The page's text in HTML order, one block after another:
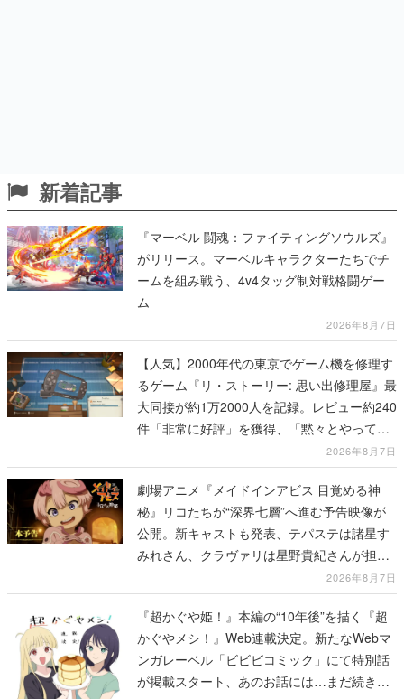
新着記事
『マーベル 闘魂：ファイティングソウルズ』
がリリース。マーベルキャラクターたちでチ
ームを組み戦う、4v4タッグ制対戦格闘ゲー
ム
2026年8月7日
【人気】2000年代の東京でゲーム機を修理す
るゲーム『リ・ストーリー: 思い出修理屋』最
大同接が約1万2000人を記録。レビュー約240
件「非常に好評」を獲得、「黙々とやってし
2026年8月7日
劇場アニメ『メイドインアビス 目覚める神
秘』リコたちが“深界七層”へ進む予告映像が
公開。新キャストも発表、テパステは諸星す
みれさん、クラヴァリは星野貴紀さんが担当
2026年8月7日
『超かぐや姫！』本編の“10年後”を描く『超
かぐやメシ！』Web連載決定。新たなWebマ
ンガレーベル「ビビビコミック」にて特別話
が掲載スタート、あのお話には…まだ続きが